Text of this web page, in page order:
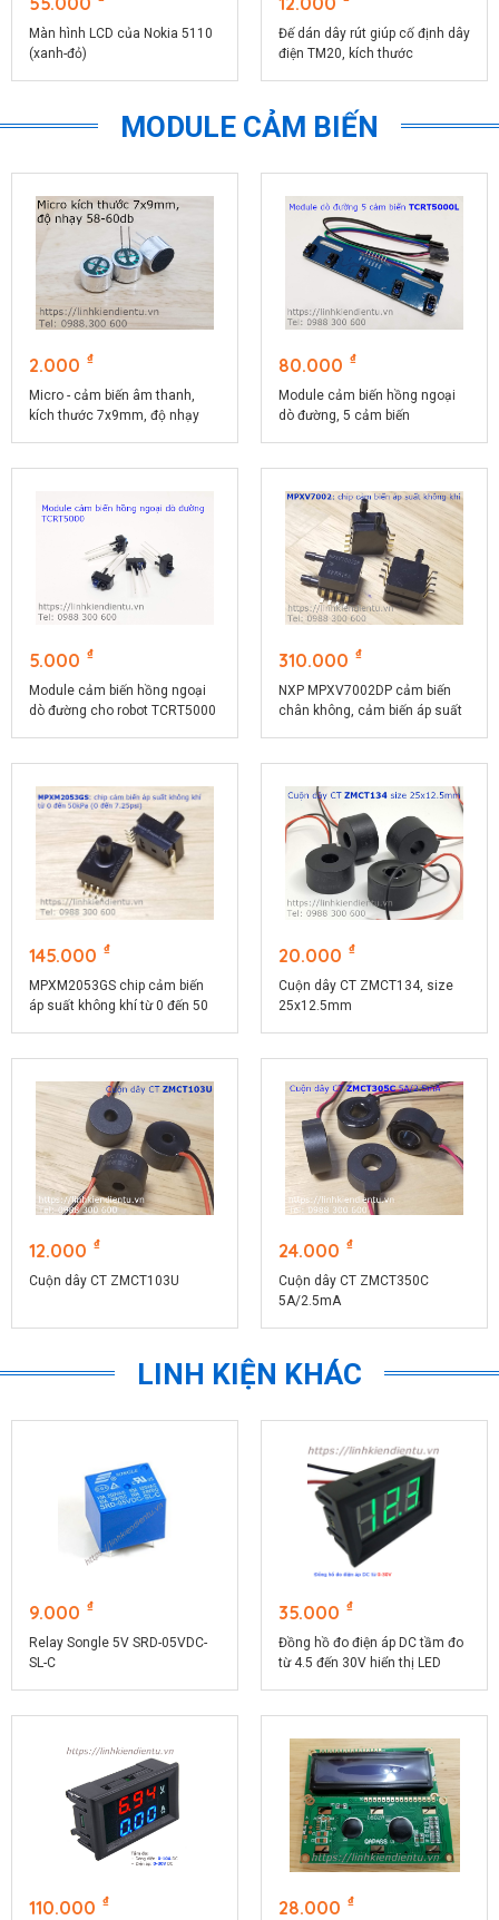
Màn hình LCD của Nokia 5110
(xanh-đỏ)
Đế dán dây rút giúp cố định dây
điện TM20, kích thước
MODULE CẢM BIẾN
2.000 ₫
Micro - cảm biến âm thanh,
kích thước 7x9mm, độ nhạy
80.000 ₫
Module cảm biến hồng ngoại
dò đường, 5 cảm biến
5.000 ₫
Module cảm biến hồng ngoại
dò đường cho robot TCRT5000
310.000 ₫
NXP MPXV7002DP cảm biến
chân không, cảm biến áp suất
145.000 ₫
MPXM2053GS chip cảm biến
áp suất không khí từ 0 đến 50
20.000 ₫
Cuộn dây CT ZMCT134, size
25x12.5mm
12.000 ₫
Cuộn dây CT ZMCT103U
24.000 ₫
Cuộn dây CT ZMCT350C
5A/2.5mA
LINH KIỆN KHÁC
9.000 ₫
Relay Songle 5V SRD-05VDC-
SL-C
35.000 ₫
Đồng hồ đo điện áp DC tầm đo
từ 4.5 đến 30V hiển thị LED
110.000 ₫ 28.000 ₫